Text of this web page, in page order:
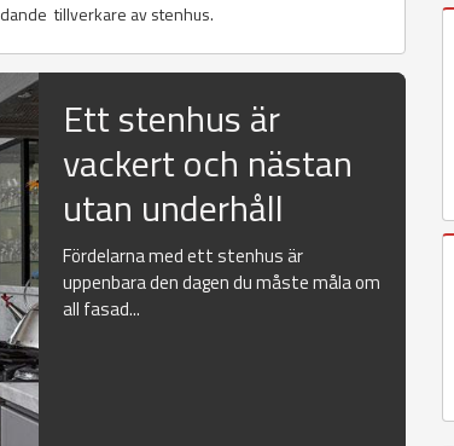
tillverkare av stenhus.
Ett stenhus är
vackert och nästan
utan underhåll
Fördelarna med ett stenhus är
uppenbara den dagen du måste måla om
all fasad...